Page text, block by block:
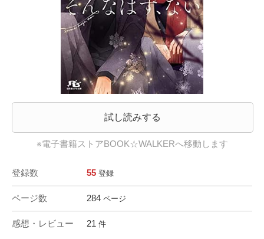
試し読みする
※電子書籍ストアBOOK☆WALKERへ移動します
登録数 55 登録
ページ数 284 ページ
感想・レビュー 21 件